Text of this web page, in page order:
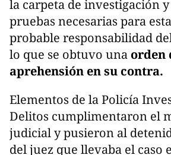
la carpeta de investigación
pruebas necesarias para
probable responsabilidad
lo que se obtuvo una orden
aprehensión en su contra.
Elementos de la Policía
Delitos cumplimentaron el
judicial y pusieron al
del juez que llevaba el caso